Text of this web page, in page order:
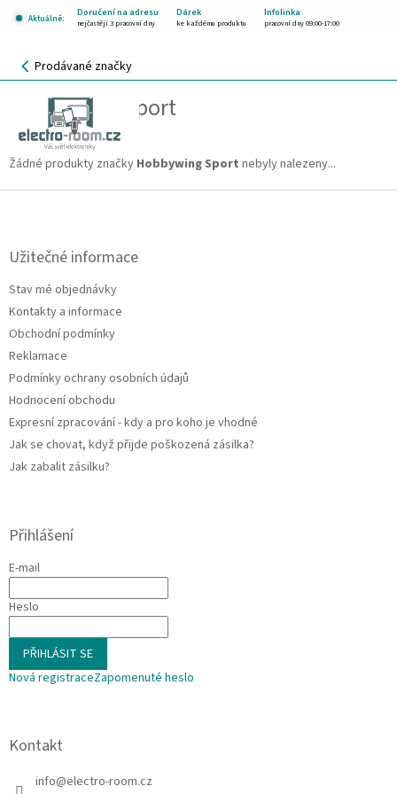
Aktuálně:
Doručení na adresu Dárek Infolinka
nejčastěji 3 pracovní dny ke každému produktu pracovní dny 09:00-17:00
NÁKUPNÍ
KOŠÍK
Prodávané značky
Hobbywing Sport
Žádné produkty značky Hobbywing Sport nebyly nalezeny...
Z
Užitečné informace
Stav mé objednávky
Kontakty a informace
Obchodní podmínky
Reklamace
Podmínky ochrany osobních údajů
Hodnocení obchodu
Expresní zpracování - kdy a pro koho je vhodné
Jak se chovat, když přijde poškozená zásilka?
Jak zabalit zásilku?
Přihlášení
E-mail
Heslo
PŘIHLÁSIT SE
Nová registraceZapomenuté heslo
Kontakt
info@electro-room.cz